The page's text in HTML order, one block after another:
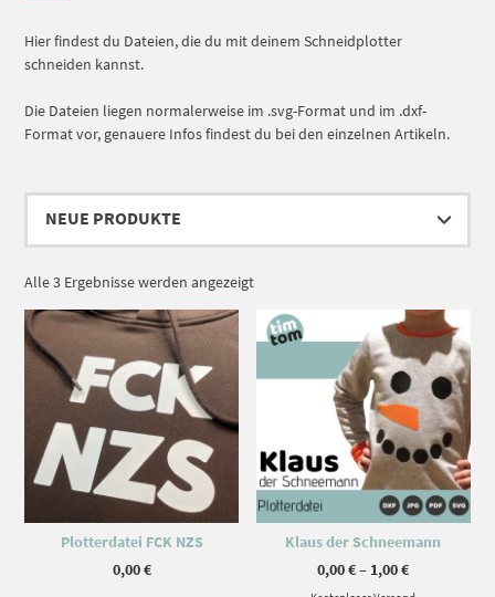
Hier findest du Dateien, die du mit deinem Schneidplotter
schneiden kannst.
Die Dateien liegen normalerweise im .svg-Format und im .dxf-
Format vor, genauere Infos findest du bei den einzelnen Artikeln.
Alle 3 Ergebnisse werden angezeigtNach
sortiert
Plotterdatei FCK NZS
0,00€
Dieses Produkt weist mehrere Varianten auf. Die Optionen können auf der Produktseite gewählt werden
Klaus der Schneemann
0,00€– 1,00€Preisspanne: